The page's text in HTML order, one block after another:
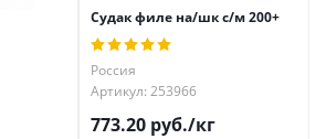
Судак филе на/шк с/м 200+
Россия
Артикул: 253966
773.20 руб./кг